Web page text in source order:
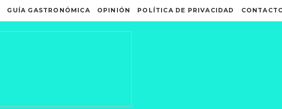
GUÍA GASTRONÓMICA OPINIÓN POLÍTICA DE PRIVACIDAD